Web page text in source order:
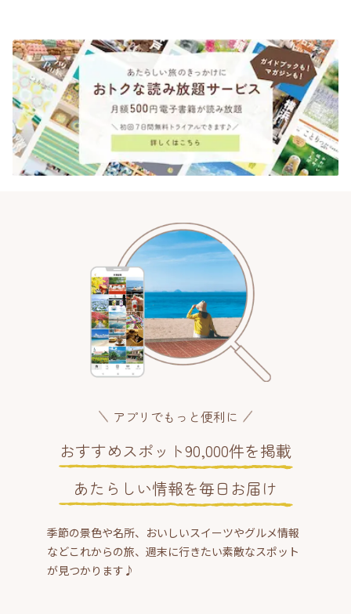
アプリでもっと便利に
おすすめスポット90,000件を掲載
あたらしい情報を毎日お届け
季節の景色や名所、おいしいスイーツやグルメ情報
などこれからの旅、週末に行きたい素敵なスポット
が見つかります♪